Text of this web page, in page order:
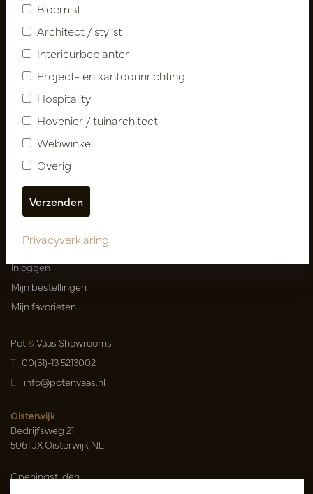
Nieuwsbrief
Abonneer
Klantenservice
Contact
Over ons
Privacy Policy
Leveringsvoorwaarden
Catalogi
Mijn account
Inloggen
Mijn bestellingen
Mijn favorieten
Pot&Vaas Showrooms
T 00(31)-13 5213002
E info@potenvaas.nl
Oisterwijk
Bedrijfsweg 21
5061 JX Oisterwijk NL
Openingstijden
Bloemist
Architect / stylist
Interieurbeplanter
Project- en kantoorinrichting
Hospitality
Hovenier / tuinarchitect
Webwinkel
Overig
Privacyverklaring